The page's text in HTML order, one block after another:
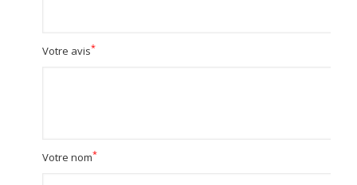
Votre avis*
Votre nom*